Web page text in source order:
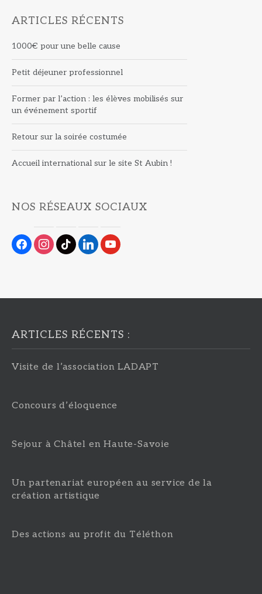
ARTICLES RÉCENTS
1000€ pour une belle cause
Petit déjeuner professionnel
Former par l’action : les élèves mobilisés sur
un événement sportif
Retour sur la soirée costumée
Accueil international sur le site St Aubin !
NOS RÉSEAUX SOCIAUX
facebookinstagram
tiktoklinkedinyoutube
ARTICLES RÉCENTS :
Visite de l’association LADAPT
Concours d’éloquence
Sejour à Châtel en Haute-Savoie
Un partenariat européen au service de la
création artistique
Des actions au profit du Téléthon